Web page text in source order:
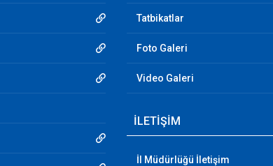
Tatbikatlar
Foto Galeri
Video Galeri
İLETİŞİM
İl Müdürlüğü İletişim